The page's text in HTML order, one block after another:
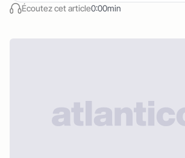
Écoutez cet article0:00min